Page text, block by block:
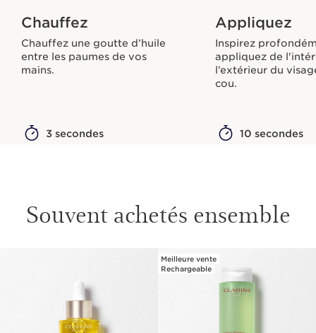
Chauffez
Chauffez une goutte d’huile
entre les paumes de vos
mains.
3 secondes
Appliquez
Inspirez
appliquez de
l’extérieur du
cou.
10 secondes
Souvent achetés ensemble
Meilleure vente
Rechargeable